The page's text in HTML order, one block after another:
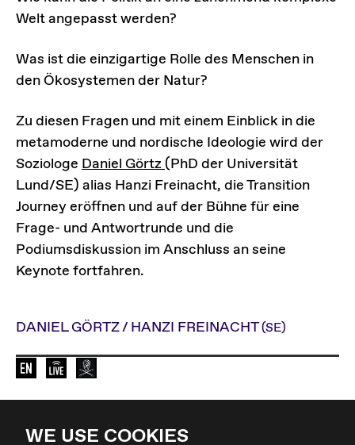
WE USE COOKIES
Welt angepasst werden?
Was ist die einzigartige Rolle des Menschen in
den Ökosystemen der Natur?
Zu diesen Fragen und mit einem Einblick in die
metamoderne und nordische Ideologie wird der
Soziologe Daniel Görtz (PhD der Universität
Lund/SE) alias Hanzi Freinacht, die Transition
Journey eröffnen und auf der Bühne für eine
Frage- und Antwortrunde und die
Podiumsdiskussion im Anschluss an seine
Keynote fortfahren.
DANIEL GÖRTZ / HANZI FREINACHT(SE)
Sprache der Veranstaltung: en
Elevate Mediachannel Livestream
Zurück zur Übersicht